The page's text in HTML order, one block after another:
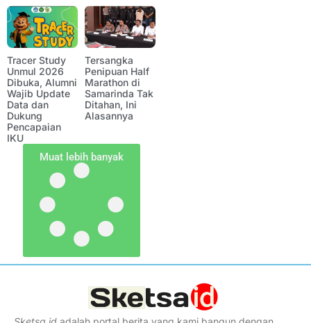
Tracer Study
Unmul 2026
Dibuka, Alumni
Wajib Update
Data dan
Dukung
Pencapaian
IKU
Tersangka
Penipuan Half
Marathon di
Samarinda Tak
Ditahan, Ini
Alasannya
Muat lebih banyak